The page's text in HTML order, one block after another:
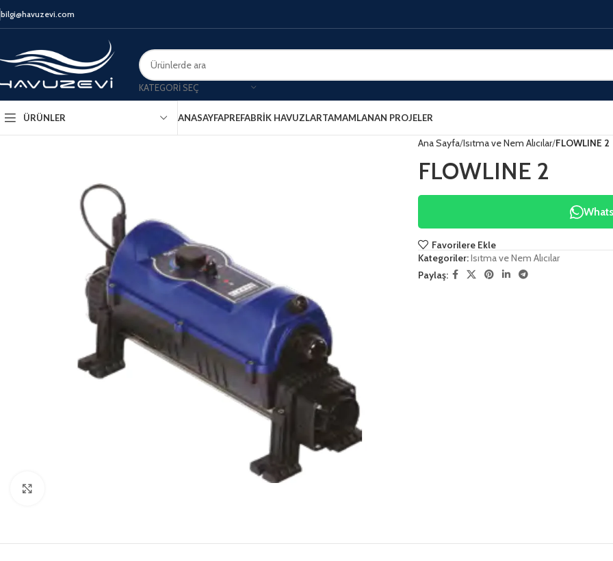
bilgi@havuzevi.com
KATEGORI SEÇ
ÜRÜNLER ANASAYFAPREFABRIK HAVUZLARTAMAMLANAN PROJELER
Ana Sayfa Isıtma ve Nem Alıcılar FLOWLINE 2
FLOWLINE 2
Favorilere Ekle
Kategoriler:Isıtma ve Nem Alıcılar
Paylaş: